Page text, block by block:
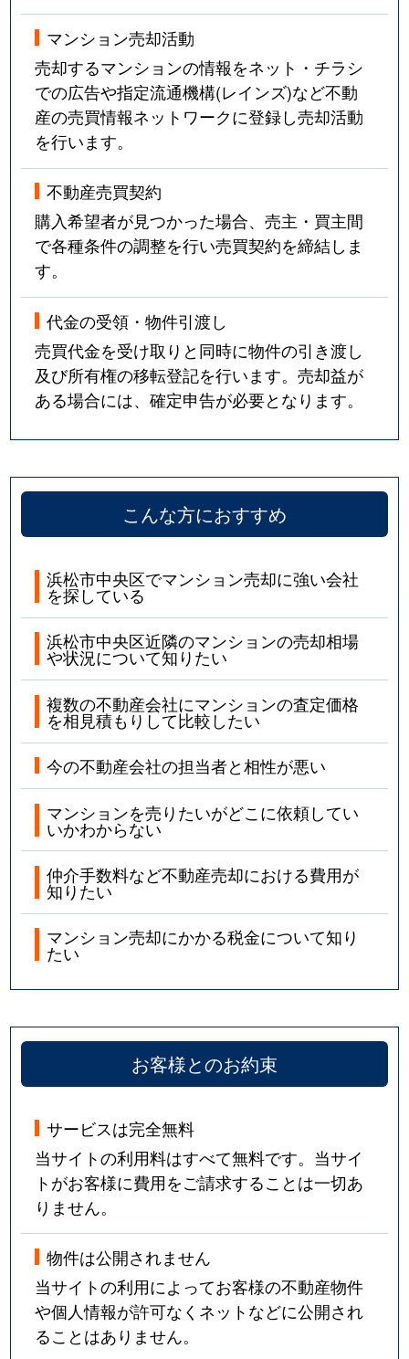
マンション売却活動
売却するマンションの情報をネット・チラシ
での広告や指定流通機構(レインズ)など不動
産の売買情報ネットワークに登録し売却活動
を行います。
不動産売買契約
購入希望者が見つかった場合、売主・買主間
で各種条件の調整を行い売買契約を締結しま
す。
代金の受領・物件引渡し
売買代金を受け取りと同時に物件の引き渡し
及び所有権の移転登記を行います。売却益が
ある場合には、確定申告が必要となります。
こんな方におすすめ
浜松市中央区でマンション売却に強い会社
を探している
浜松市中央区近隣のマンションの売却相場
や状況について知りたい
複数の不動産会社にマンションの査定価格
を相見積もりして比較したい
今の不動産会社の担当者と相性が悪い
マンションを売りたいがどこに依頼してい
いかわからない
仲介手数料など不動産売却における費用が
知りたい
マンション売却にかかる税金について知り
たい
お客様とのお約束
サービスは完全無料
当サイトの利用料はすべて無料です。当サイ
トがお客様に費用をご請求することは一切あ
りません。
物件は公開されません
当サイトの利用によってお客様の不動産物件
や個人情報が許可なくネットなどに公開され
ることはありません。